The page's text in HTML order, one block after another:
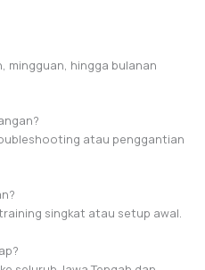
mingguan, hingga bulanan
atau penggantian
singkat atau setup awal.